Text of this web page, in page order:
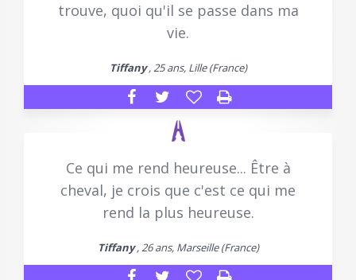
trouve, quoi qu'il se passe dans ma
vie.
Tiffany, 25 ans, Lille (France)
Ce qui me rend heureuse... Être à
cheval, je crois que c'est ce qui me
rend la plus heureuse.
Tiffany, 26 ans, Marseille (France)